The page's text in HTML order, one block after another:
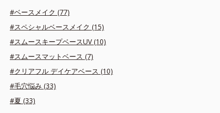
#ベースメイク (77)
#スペシャルベースメイク (15)
#スムースキープベースUV (10)
#スムースマットベース (7)
#クリアフル デイケアベース (10)
#毛穴悩み (33)
#夏 (33)